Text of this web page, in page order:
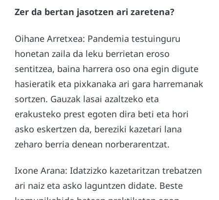
Zer da bertan jasotzen ari zaretena?
Oihane Arretxea: Pandemia testuinguru
honetan zaila da leku berrietan eroso
sentitzea, baina harrera oso ona egin digute
hasieratik eta pixkanaka ari gara harremanak
sortzen. Gauzak lasai azaltzeko eta
erakusteko prest egoten dira beti eta hori
asko eskertzen da, bereziki kazetari lana
zeharo berria denean norberarentzat.
Ixone Arana: Idatzizko kazetaritzan trebatzen
ari naiz eta asko laguntzen didate. Beste